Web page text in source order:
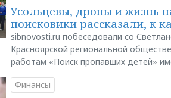
Усольцевы, дроны и жизнь
поисковики рассказали, к
sibnovosti.ru побеседовали со
Красноярской региональной
работам «Поиск пропавших детей»
Финансы